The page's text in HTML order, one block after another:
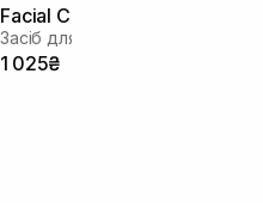
Facial Cleanser 140 мл
1 025₴